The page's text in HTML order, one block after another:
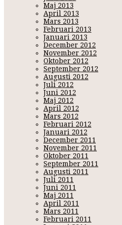
Maj 2013
April 2013
Mars 2013
Februari 2013
Januari 2013
December 2012
November 2012
Oktober 2012
September 2012
Augusti 2012
Juli 2012
Juni 2012
Maj 2012
April 2012
Mars 2012
Februari 2012
Januari 2012
December 2011
November 2011
Oktober 2011
September 2011
Augusti 2011
Juli 2011
Juni 2011
Maj 2011
April 2011
Mars 2011
Februari 2011